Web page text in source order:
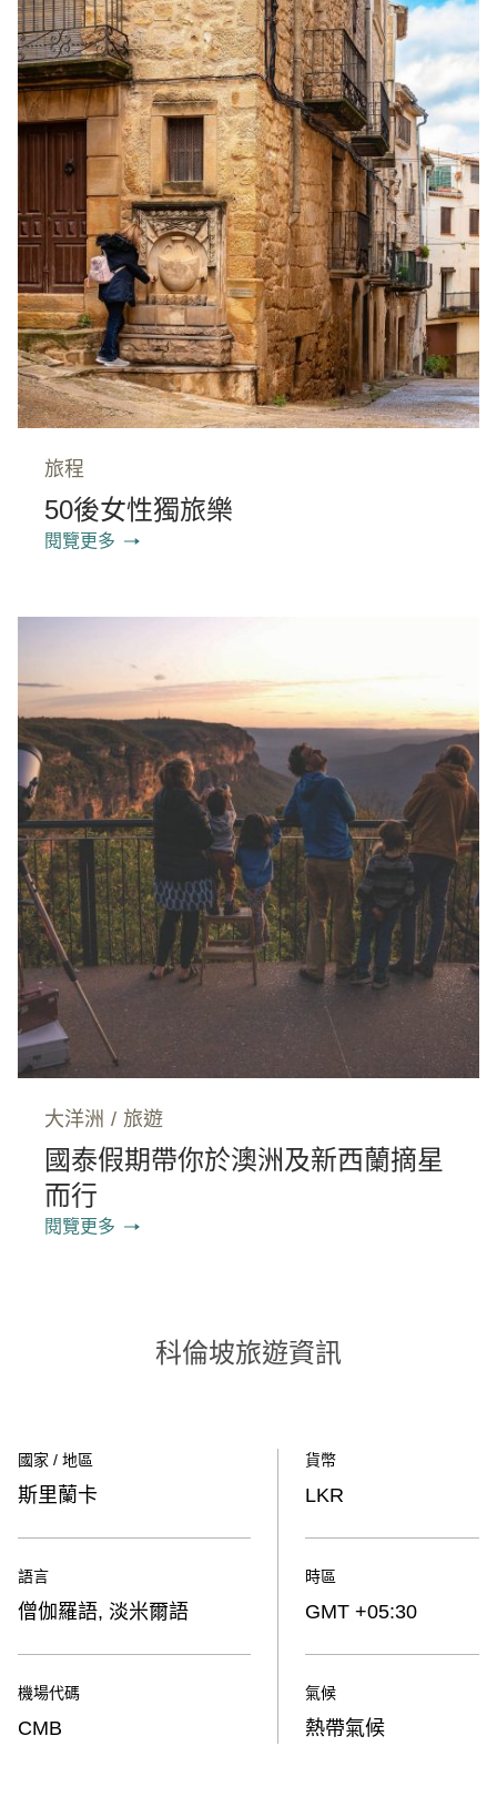
旅程
50後女性獨旅樂
閱覽更多
大洋洲 / 旅遊
國泰假期帶你於澳洲及新西蘭摘星
而行
閱覽更多
科倫坡旅遊資訊
國家 / 地區
斯里蘭卡
語言
僧伽羅語, 淡米爾語
機場代碼
CMB
貨幣
LKR
時區
GMT +05:30
氣候
熱帶氣候